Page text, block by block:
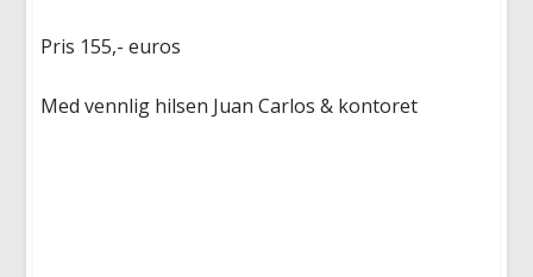
Pris 155,- euros
Med vennlig hilsen Juan Carlos & kontoret